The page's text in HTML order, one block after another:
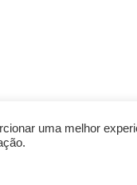
uma melhor